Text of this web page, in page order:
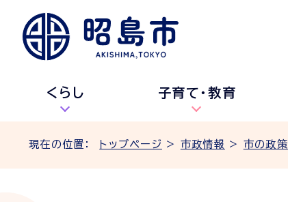
くらし 子育て・教育
現在の位置： トップページ > 市政情報 > 市の政策